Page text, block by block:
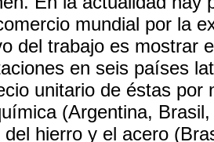
mundial por la
del trabajo es mostrar
en seis países
unitario de éstas por
(Argentina,
del hierro y el acero